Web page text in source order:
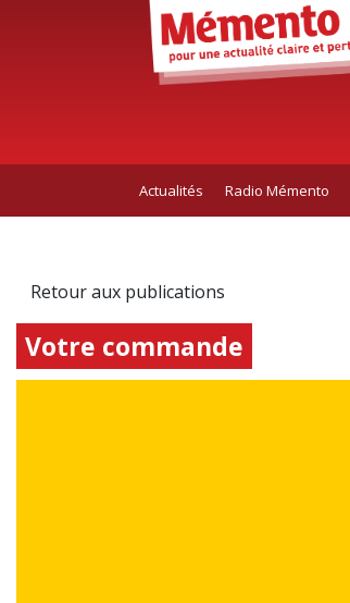
Actualités Radio Mémento
Retour aux publications
Votre commande